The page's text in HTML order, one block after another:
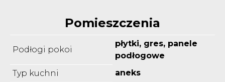
Pomieszczenia
Podłogi pokoi
płytki, gres, panele
podłogowe
Typ kuchni
aneks